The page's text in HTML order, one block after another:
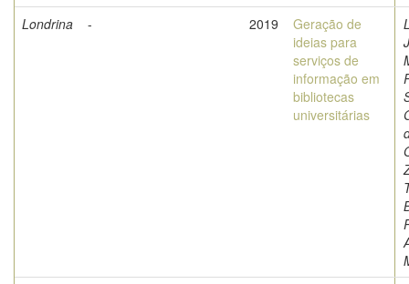
Londrina
- 2019
Geração de
ideias para
serviços de
informação em
bibliotecas
universitárias